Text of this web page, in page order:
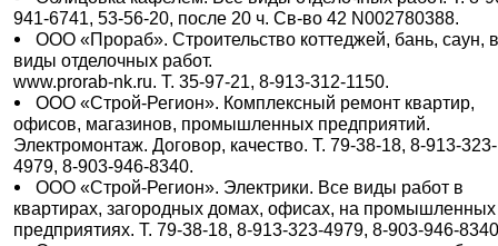
941-6741, 53-56-20, после 20 ч. Св-во 42 N002780388.
ООО «Прораб». Строительство коттеджей, бань, саун,
виды отделочных работ.
www.prorab-nk.ru. Т. 35-97-21, 8-913-312-1150.
ООО «Строй-Регион». Комплексный ремонт квартир,
офисов, магазинов, промышленных предприятий.
Электромонтаж. Договор, качество. Т. 79-38-18, 8-913-323-
4979, 8-903-946-8340.
ООО «Строй-Регион». Электрики. Все виды работ в
квартирах, загородных домах, офисах, на промышленных
предприятиях. Т. 79-38-18, 8-913-323-4979, 8-903-946-